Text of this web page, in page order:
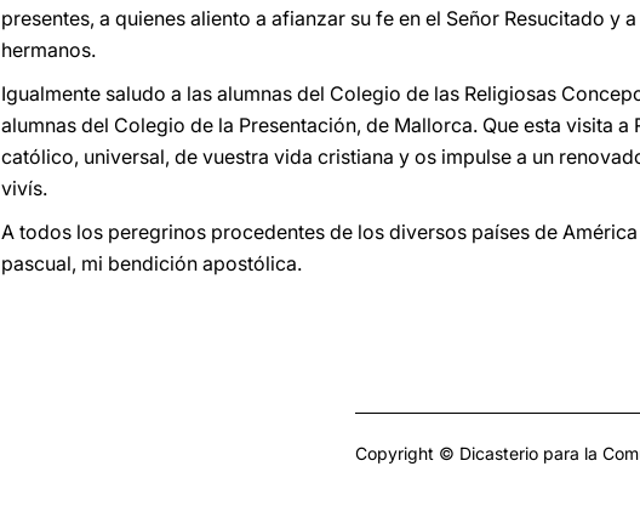
presentes, a quienes aliento a afianzar su fe en el Señor Resucitado y
hermanos.
Igualmente saludo a las alumnas del Colegio de las Religiosas
alumnas del Colegio de la Presentación, de Mallorca. Que esta visita
católico, universal, de vuestra vida cristiana y os impulse a un
vivís.
A todos los peregrinos procedentes de los diversos países de
pascual, mi bendición apostólica.
Copyright © Dicasterio para la